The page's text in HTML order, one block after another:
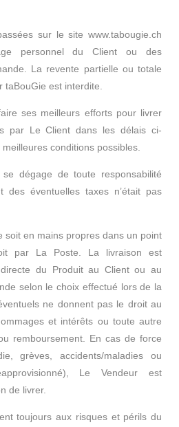
sur le site www.tabougie.ch
personnel du Client ou des
La revente partielle ou totale
est interdite.
ses meilleurs efforts pour livrer
par Le Client dans les délais ci-
conditions possibles.
se dégage de toute responsabilité
des éventuelles taxes n’était pas
soit en mains propres dans un point
par La Poste. La livraison est
du Produit au Client ou au
selon le choix effectué lors de la
ne donnent pas le droit au
et intérêts ou toute autre
remboursement. En cas de force
grèves, accidents/maladies ou
Le Vendeur est
de livrer.
toujours aux risques et périls du